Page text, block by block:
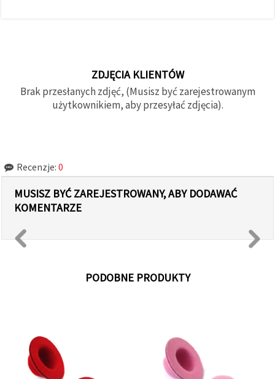
ZDJĘCIA KLIENTÓW
Brak przesłanych zdjęć, (Musisz być zarejestrowanym
użytkownikiem, aby przesyłać zdjęcia).
Recenzje: 0
MUSISZ BYĆ ZAREJESTROWANY, ABY DODAWAĆ
KOMENTARZE
PODOBNE PRODUKTY